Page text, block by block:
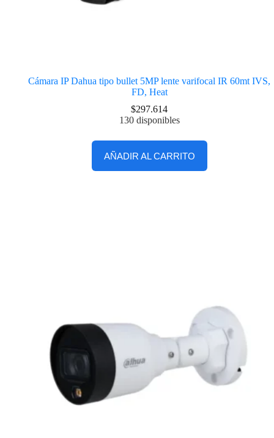
Cámara IP Dahua tipo bullet 5MP lente varifocal IR 60mt IVS,
FD, Heat
$297.614
130 disponibles
AÑADIR AL CARRITO